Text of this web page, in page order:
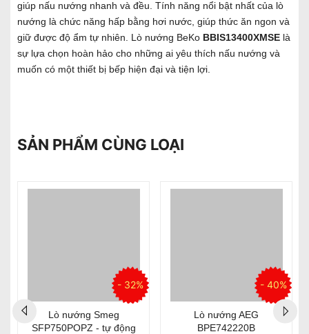
giúp nấu nướng nhanh và đều. Tính năng nổi bật nhất của lò
nướng là chức năng hấp bằng hơi nước, giúp thức ăn ngon và
giữ được độ ẩm tự nhiên. Lò nướng BeKo BBIS13400XMSE là
sự lựa chọn hoàn hảo cho những ai yêu thích nấu nướng và
muốn có một thiết bị bếp hiện đại và tiện lợi.
SẢN PHẨM CÙNG LOẠI
- 32%
Lò nướng Smeg
SFP750POPZ - tự động
- 40%
Lò nướng AEG
BPE742220B